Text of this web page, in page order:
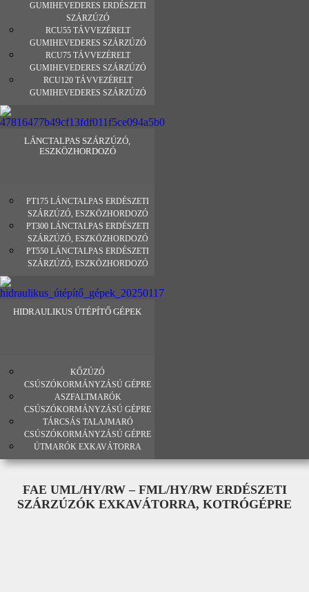
GUMIHEVEDERES ERDÉSZETI
SZÁRZÚZÓ
RCU55 TÁVVEZÉRELT
GUMIHEVEDERES SZÁRZÚZÓ
RCU75 TÁVVEZÉRELT
GUMIHEVEDERES SZÁRZÚZÓ
RCU120 TÁVVEZÉRELT
GUMIHEVEDERES SZÁRZÚZÓ
LÁNCTALPAS SZÁRZÚZÓ,
ESZKÖZHORDOZÓ
PT175 LÁNCTALPAS ERDÉSZETI
SZÁRZÚZÓ, ESZKÖZHORDOZÓ
PT300 LÁNCTALPAS ERDÉSZETI
SZÁRZÚZÓ, ESZKÖZHORDOZÓ
PT550 LÁNCTALPAS ERDÉSZETI
SZÁRZÚZÓ, ESZKÖZHORDOZÓ
HIDRAULIKUS ÚTÉPÍTŐ GÉPEK
KŐZÚZÓ
CSÚSZÓKORMÁNYZÁSÚ GÉPRE
ASZFALTMARÓK
CSÚSZÓKORMÁNYZÁSÚ GÉPRE
TÁRCSÁS TALAJMARÓ
CSÚSZÓKORMÁNYZÁSÚ GÉPRE
ÚTMARÓK EXKAVÁTORRA
FAE UML/HY/RW – FML/HY/RW ERDÉSZETI
SZÁRZÚZÓK EXKAVÁTORRA, KOTRÓGÉPRE